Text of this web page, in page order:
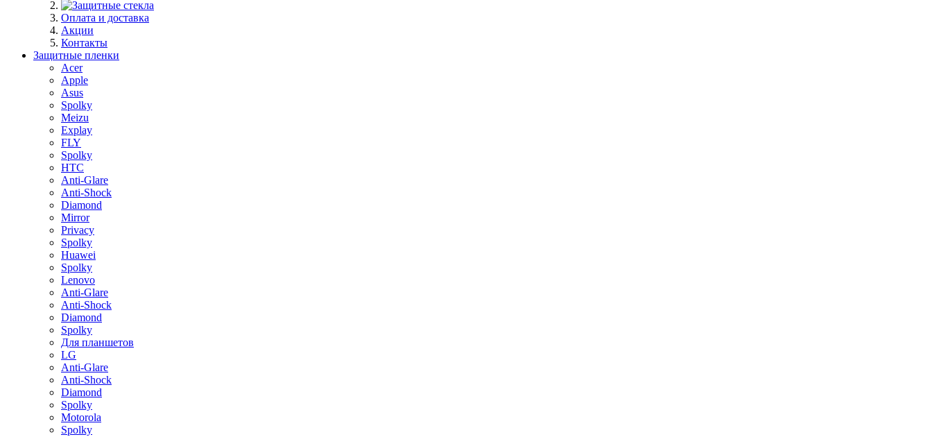
Оплата и доставка
Акции
Контакты
Защитные пленки
Acer
Apple
Asus
Spolky
Meizu
Explay
FLY
Spolky
HTC
Anti-Glare
Anti-Shock
Diamond
Mirror
Privacy
Spolky
Huawei
Spolky
Lenovo
Anti-Glare
Anti-Shock
Diamond
Spolky
Для планшетов
LG
Anti-Glare
Anti-Shock
Diamond
Spolky
Motorola
Spolky